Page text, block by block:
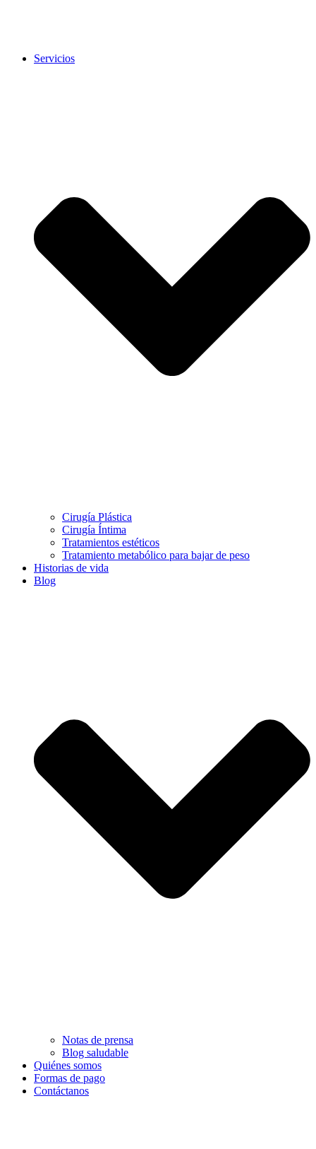
Servicios
Cirugía Plástica
Cirugía Íntima
Tratamientos estéticos
Tratamiento metabólico para bajar de peso
Historias de vida
Blog
Notas de prensa
Blog saludable
Quiénes somos
Formas de pago
Contáctanos